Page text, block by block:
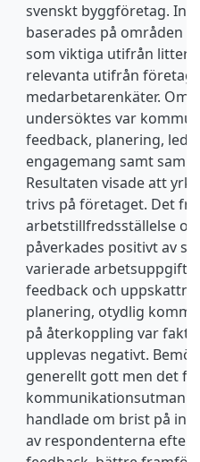
svenskt byggföretag.
baserades på områden
som viktiga utifrån
relevanta utifrån
medarbetarenkäter.
undersöktes var
feedback, planering,
engagemang samt
Resultaten visade att
trivs på företaget. Det
arbetstillfredsställelse
påverkades positivt av
varierade
feedback och
planering, otydlig
på återkoppling var
upplevas negativt.
generellt gott men det
handlade om brist på
av respondenterna